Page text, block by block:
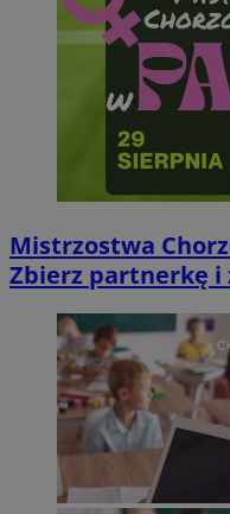
Mistrzostwa
Zbierz partnerkę i